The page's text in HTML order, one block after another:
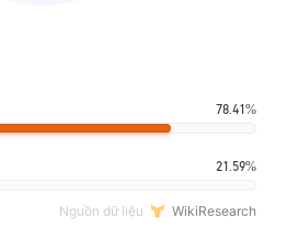
78.41%
21.59%
Nguồn dữ liệu WikiResearch